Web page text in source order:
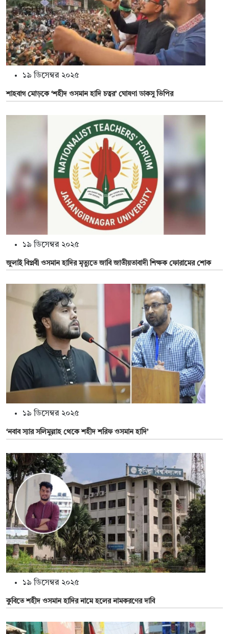
১৯ ডিসেম্বর ২০২৫
শাহবাগ মোড়কে ‘শহীদ ওসমান হাদি চত্বর’ ঘোষণা ডাকসু ভিপির
১৯ ডিসেম্বর ২০২৫
জুলাই বিপ্লবী ওসমান হাদির মৃত্যুতে জাবি জাতীয়তাবাদী শিক্ষক ফোরামের শোক
১৯ ডিসেম্বর ২০২৫
‘নবাব স্যার সলিমুল্লাহ থেকে শহীদ শরিফ ওসমান হাদি’
১৯ ডিসেম্বর ২০২৫
কুবিতে শহীদ ওসমান হাদির নামে হলের নামকরণের দাবি